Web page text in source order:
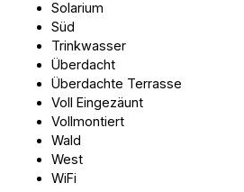
Solarium
Süd
Trinkwasser
Überdacht
Überdachte Terrasse
Voll Eingezäunt
Vollmontiert
Wald
West
WiFi